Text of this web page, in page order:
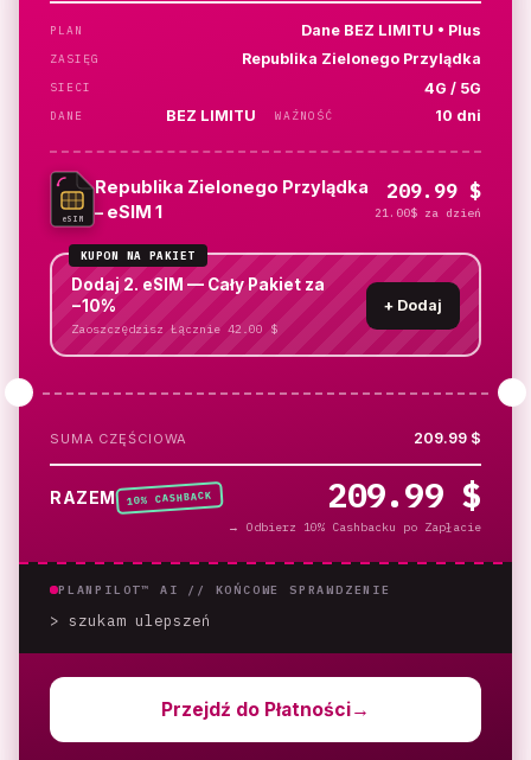
PLAN Dane BEZ LIMITU • Plus
ZASIĘG Republika Zielonego Przylądka
SIECI 4G / 5G
DANE BEZ LIMITU WAŻNOŚĆ 10 dni
eSIM
Republika Zielonego Przylądka
– eSIM 1
209.99 $
21.00$ za dzień
KUPON NA PAKIET
Dodaj 2. eSIM — Cały Pakiet za
−10%
Zaoszczędzisz Łącznie 42.00 $
+ Dodaj
SUMA CZĘŚCIOWA 209.99 $
RAZEM 10% CASHBACK 209.99 $
→ Odbierz 10% Cashbacku po Zapłacie
PLANPILOT™ AI // KOŃCOWE SPRAWDZENIE
> szukam ulepszeń
Przejdź do Płatności→